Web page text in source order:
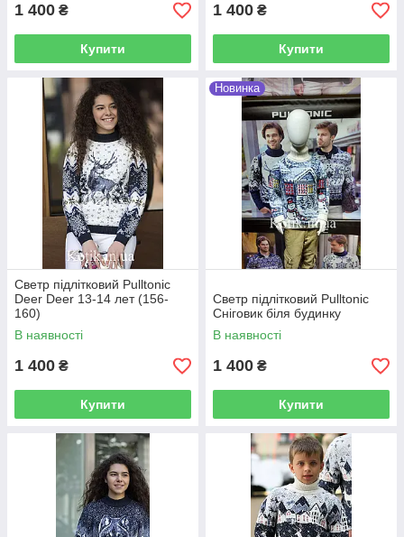
1 400 ₴
Купити
1 400 ₴
Купити
Светр підлітковий Pulltonic
Deer Deer 13-14 лет (156-
160)
В наявності
1 400 ₴
Купити
Новинка
Светр підлітковий Pulltonic
Сніговик біля будинку
В наявності
1 400 ₴
Купити